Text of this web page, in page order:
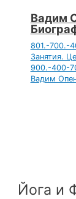
Вадим
801.-700.-
Занятия.
900.-400-
Вадим
Йога и